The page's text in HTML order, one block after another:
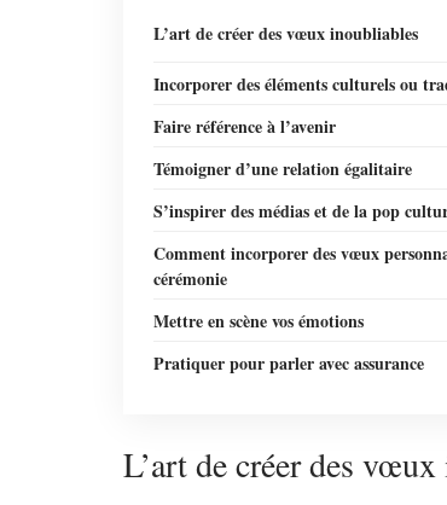
L’art de créer des vœux inoubliables
Incorporer des éléments culturels ou
Faire référence à l’avenir
Témoigner d’une relation égalitaire
S’inspirer des médias et de la pop
Comment incorporer des vœux
cérémonie
Mettre en scène vos émotions
Pratiquer pour parler avec assurance
L’art de créer des